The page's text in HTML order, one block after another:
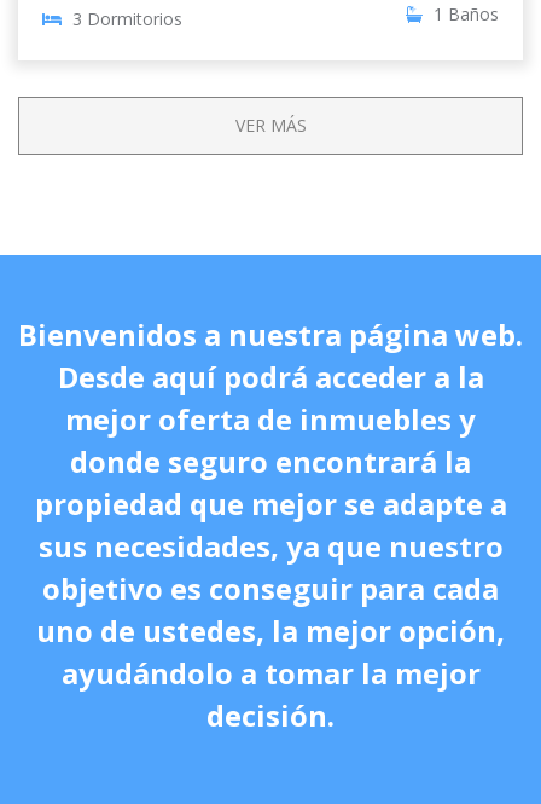
3 Dormitorios 1 Baños
VER MÁS
Bienvenidos a nuestra página web.
Desde aquí podrá acceder a la
mejor oferta de inmuebles y
donde seguro encontrará la
propiedad que mejor se adapte a
sus necesidades, ya que nuestro
objetivo es conseguir para cada
uno de ustedes, la mejor opción,
ayudándolo a tomar la mejor
decisión.